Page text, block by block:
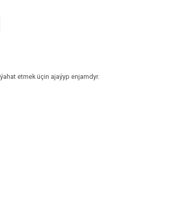
etmek üçin ajaýyp enjamdyr.